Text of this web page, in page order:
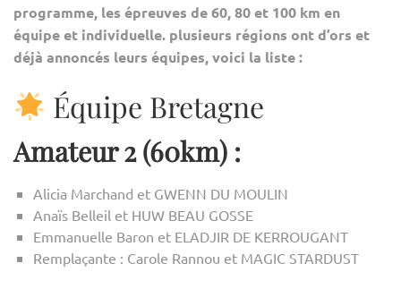
programme, les épreuves de 60, 80 et 100 km en
équipe et individuelle. plusieurs régions ont d’ors et
déjà annoncés leurs équipes, voici la liste :
Équipe Bretagne
Amateur 2 (60km) :
Alicia Marchand et GWENN DU MOULIN
Anaïs Belleil et HUW BEAU GOSSE
Emmanuelle Baron et ELADJIR DE KERROUGANT
Remplaçante : Carole Rannou et MAGIC STARDUST